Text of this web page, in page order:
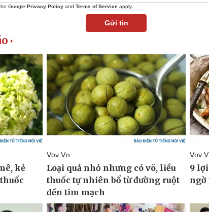
Google Privacy Policy and Terms of Service apply.
Gửi tin